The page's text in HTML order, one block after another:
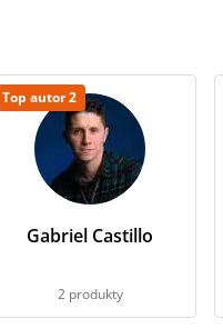
Top autor 2
Gabriel Castillo
2 produkty